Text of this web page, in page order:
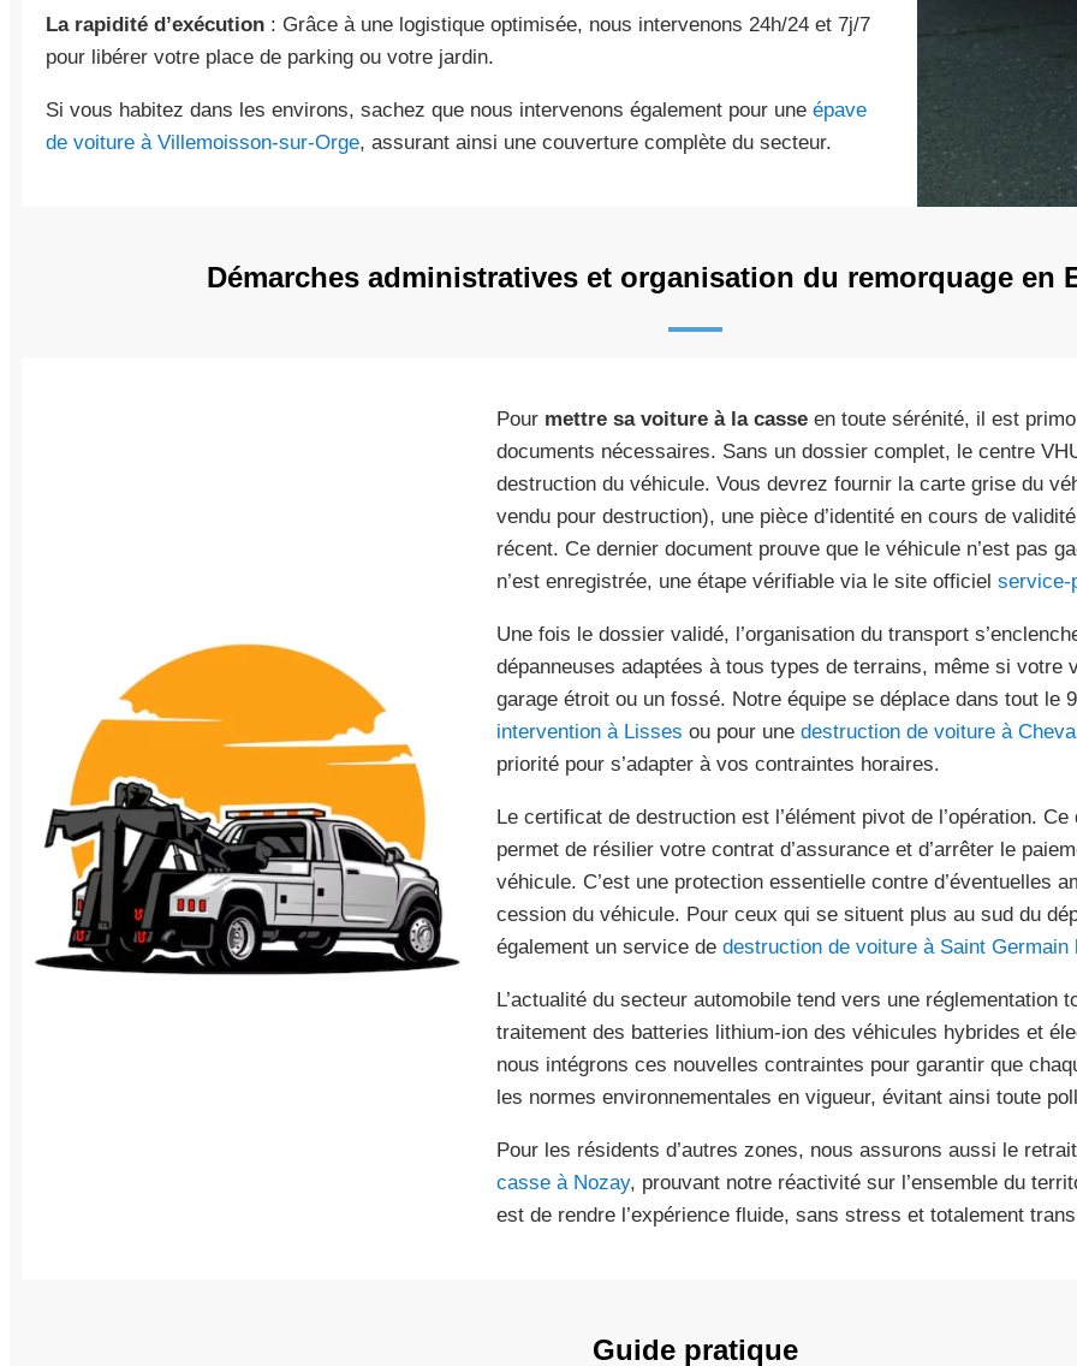
La rapidité d’exécution : Grâce à une logistique optimisée, nous intervenons 24h/24 et 7j/7
pour libérer votre place de parking ou votre jardin.
Si vous habitez dans les environs, sachez que nous intervenons également pour une épave
de voiture à Villemoisson-sur-Orge, assurant ainsi une couverture complète du secteur.
Démarches administratives et organisation du remorquage en
Pour mettre sa voiture à la casseen toute sérénité, il est
documents nécessaires. Sans un dossier complet, le centre
destruction du véhicule. Vous devrez fournir la carte grise du
vendu pour destruction), une pièce d’identité en cours de
récent. Ce dernier document prouve que le véhicule n’est pas
n’est enregistrée, une étape vérifiable via le site officiel service-
Une fois le dossier validé, l’organisation du transport
dépanneuses adaptées à tous types de terrains, même si votre
garage étroit ou un fossé. Notre équipe se déplace dans tout le
intervention à Lisses ou pour une destruction de voiture à
priorité pour s’adapter à vos contraintes horaires.
Le certificat de destruction est l’élément pivot de l’opération.
permet de résilier votre contrat d’assurance et d’arrêter le
véhicule. C’est une protection essentielle contre d’éventuelles
cession du véhicule. Pour ceux qui se situent plus au sud du
également un service de destruction de voiture à Saint Germain
L’actualité du secteur automobile tend vers une réglementation
traitement des batteries lithium-ion des véhicules hybrides et
nous intégrons ces nouvelles contraintes pour garantir que
les normes environnementales en vigueur, évitant ainsi toute
Pour les résidents d’autres zones, nous assurons aussi le
casse à Nozay, prouvant notre réactivité sur l’ensemble du
est de rendre l’expérience fluide, sans stress et totalement
Guide pratique